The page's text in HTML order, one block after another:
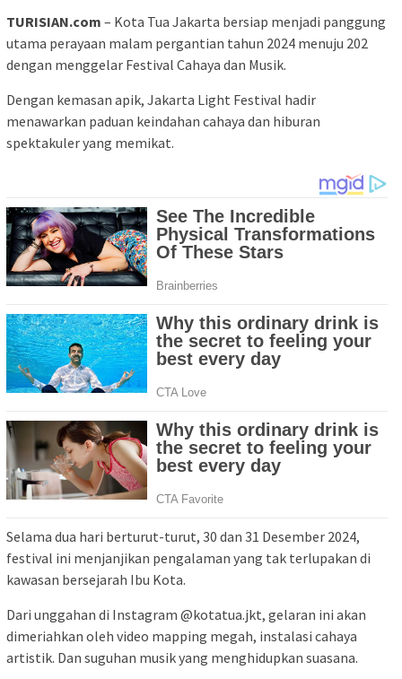
TURISIAN.com – Kota Tua Jakarta bersiap menjadi panggung
utama perayaan malam pergantian tahun 2024 menuju 202
dengan menggelar Festival Cahaya dan Musik.
Dengan kemasan apik, Jakarta Light Festival hadir
menawarkan paduan keindahan cahaya dan hiburan
spektakuler yang memikat.
Selama dua hari berturut-turut, 30 dan 31 Desember 2024,
festival ini menjanjikan pengalaman yang tak terlupakan di
kawasan bersejarah Ibu Kota.
Dari unggahan di Instagram @kotatua.jkt, gelaran ini akan
dimeriahkan oleh video mapping megah, instalasi cahaya
artistik. Dan suguhan musik yang menghidupkan suasana.